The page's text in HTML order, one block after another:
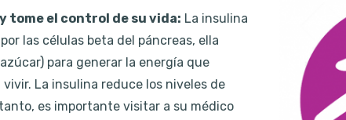
tome el control de su vida: La insulina
las células beta del páncreas, ella
para generar la energía que
La insulina reduce los niveles de
es importante visitar a su médico